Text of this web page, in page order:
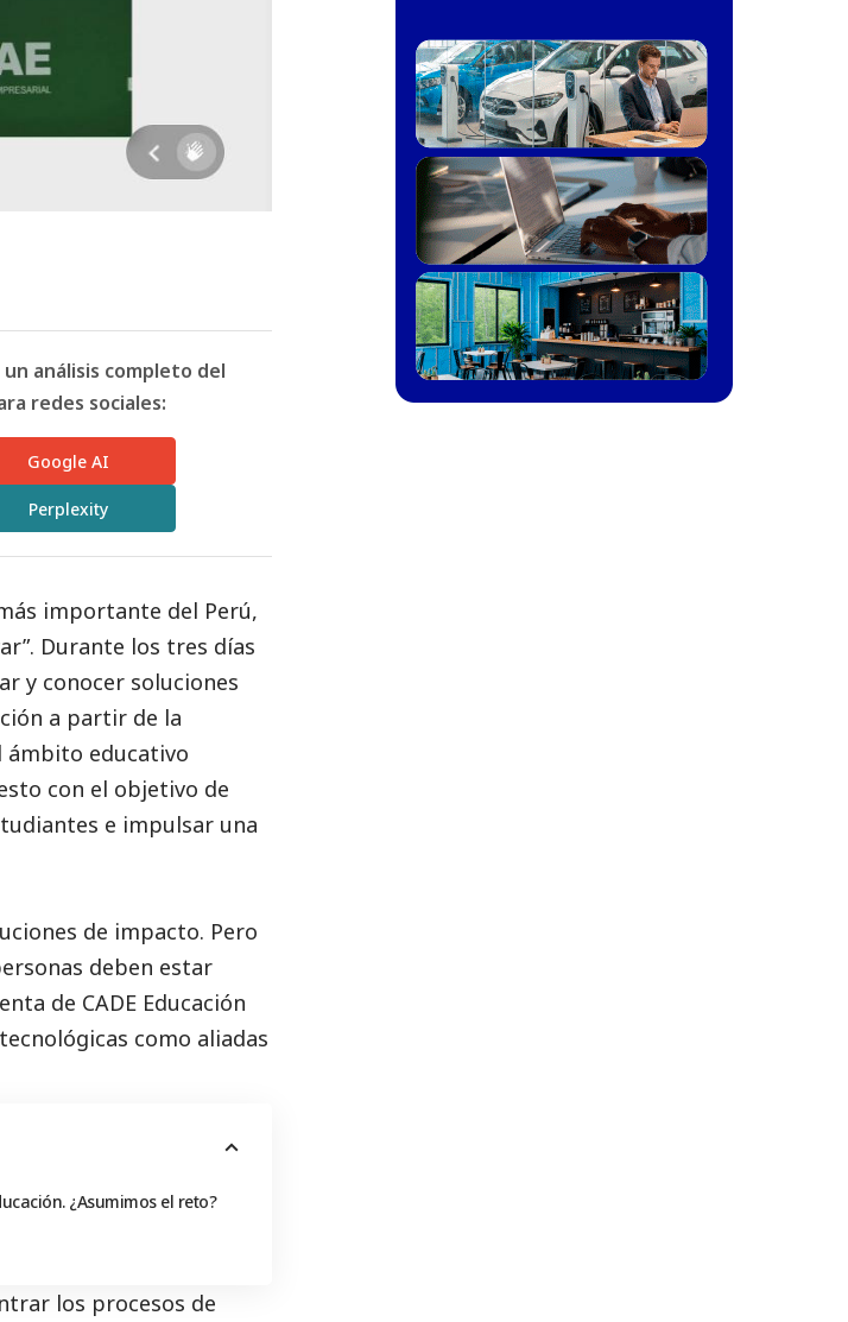
análisis completo del
redes sociales:
Google AI
Perplexity
importante del Perú,
Durante los tres días
y conocer soluciones
a partir de la
ámbito educativo
con el objetivo de
e impulsar una
de impacto. Pero
deben estar
de CADE Educación
como aliadas
¿Asumimos el reto?
los procesos de